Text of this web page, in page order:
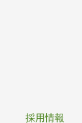
採用情報